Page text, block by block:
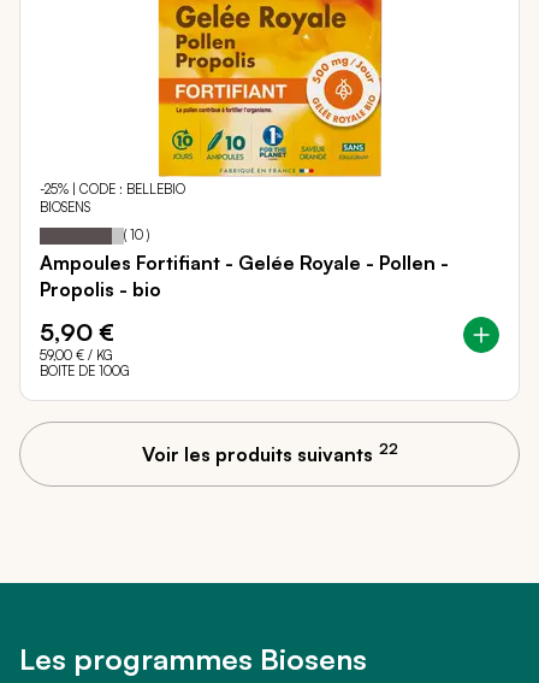
-25% | CODE : BELLEBIO
BIOSENS
Notation: 86%
( 10 )
Ampoules Fortifiant - Gelée Royale - Pollen -
Propolis - bio
5,90 €
59,00 € / KG
BOITE DE 100G
Voir les produits suivants 22
Les programmes Biosens